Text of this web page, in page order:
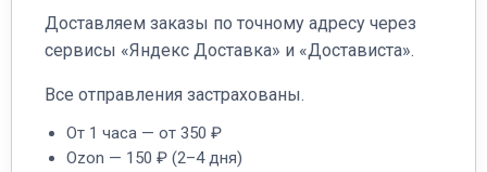
Доставляем заказы по точному адресу через
сервисы «Яндекс Доставка» и «Достависта».
Все отправления застрахованы.
От 1 часа — от 350 ₽
Ozon — 150 ₽ (2–4 дня)